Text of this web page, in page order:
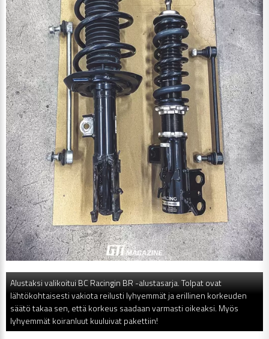
Alustaksi valikoitui BC Racingin BR -alustasarja. Tolpat ovat
lähtökohtaisesti vakiota reilusti lyhyemmät ja erillinen korkeuden
säätö takaa sen, että korkeus saadaan varmasti oikeaksi. Myös
lyhyemmät koiranluut kuuluivat pakettiin!